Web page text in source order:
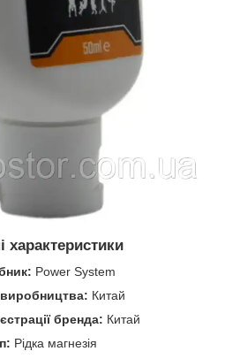
характеристики
Power System
виробництва: Китай
бренда: Китай
Рідка магнезія